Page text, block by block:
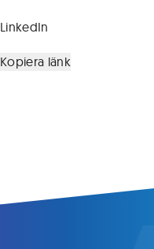
LinkedIn
Kopiera länk